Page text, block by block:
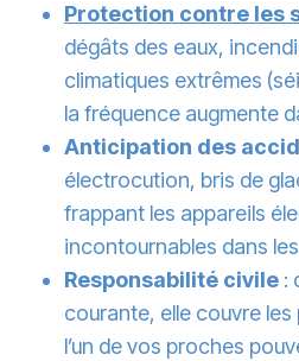
Protection contre les
dégâts des eaux,
climatiques extrêmes
la fréquence augmente
Anticipation des
électrocution, bris de
frappant les appareils
incontournables dans
Responsabilité civile :
courante, elle couvre
l’un de vos proches